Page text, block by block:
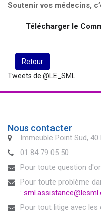
Soutenir vos médecins,
Télécharger le
Retour
Tweets de @LE_SML
Nous contacter
Immeuble Point Sud,
01 84 79 05 50
Pour toute question
Pour toute problème
:
Pour tout litige avec les